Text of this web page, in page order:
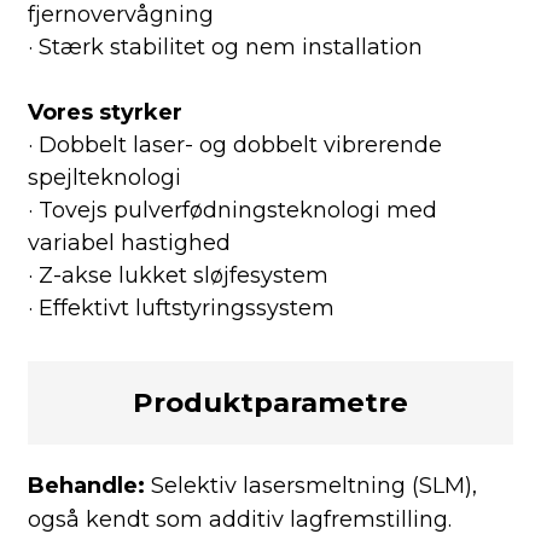
fjernovervågning
· Stærk stabilitet og nem installation
Vores styrker
· Dobbelt laser- og dobbelt vibrerende
spejlteknologi
· Tovejs pulverfødningsteknologi med
variabel hastighed
· Z-akse lukket sløjfesystem
· Effektivt luftstyringssystem
Produktparametre
Behandle: Selektiv lasersmeltning (SLM),
også kendt som additiv lagfremstilling.